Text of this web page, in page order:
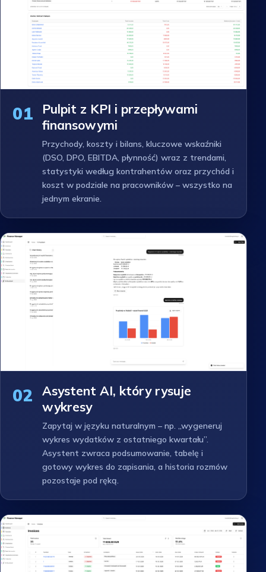
01
Pulpit z KPI i przepływami
finansowymi
Przychody, koszty i bilans, kluczowe wskaźniki
(DSO, DPO, EBITDA, płynność) wraz z trendami,
statystyki według kontrahentów oraz przychód i
koszt w podziale na pracowników – wszystko na
jednym ekranie.
02
Asystent AI, który rysuje
wykresy
Zapytaj w języku naturalnym – np. „wygeneruj
wykres wydatków z ostatniego kwartału”.
Asystent zwraca podsumowanie, tabelę i
gotowy wykres do zapisania, a historia rozmów
pozostaje pod ręką.